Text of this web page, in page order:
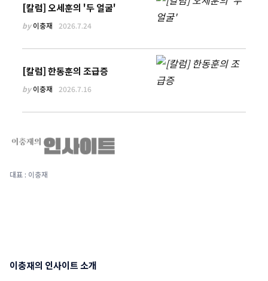
[칼럼] 오세훈의 '두 얼굴'
by이충재 2026.7.24
[칼럼] 한동훈의 조급증
by이충재 2026.7.16
대표 : 이충재
이충재의 인사이트 소개